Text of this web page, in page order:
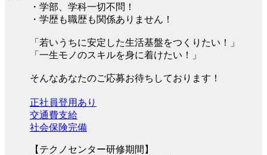
・学部、学科一切不問！
・学歴も職歴も関係ありません！
「若いうちに安定した生活基盤をつくりたい！」
「一生モノのスキルを身に着けたい！」
そんなあなたのご応募お待ちしております！
正社員登用あり
交通費支給
社会保険完備
【テクノセンター研修期間】